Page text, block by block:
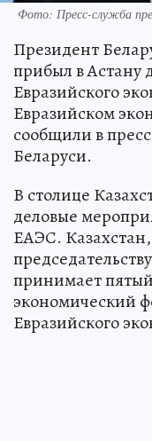
Фото: Пресс-служба
Президент
прибыл в Астану
Евразийского
Евразийском
сообщили в
Беларуси.
В столице
деловые
ЕАЭС.
принимает
экономический
Евразийского